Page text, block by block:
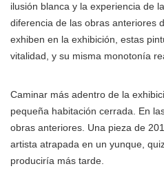
ilusión blanca y la experiencia de
diferencia de las obras anteriores
exhiben en la exhibición, estas
vitalidad, y su misma monotonía
Caminar más adentro de la
pequeña habitación cerrada. En
obras anteriores. Una pieza de
artista atrapada en un yunque,
produciría más tarde.